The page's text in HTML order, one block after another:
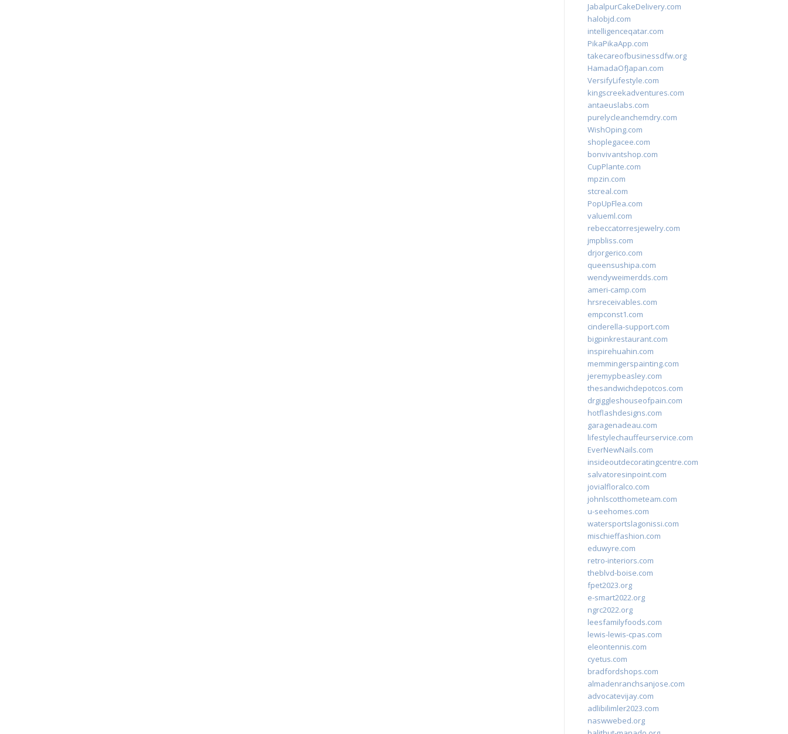
JabalpurCakeDelivery.com
halobjd.com
intelligenceqatar.com
PikaPikaApp.com
takecareofbusinessdfw.org
HamadaOfJapan.com
VersifyLifestyle.com
kingscreekadventures.com
antaeuslabs.com
purelycleanchemdry.com
WishOping.com
shoplegacee.com
bonvivantshop.com
CupPlante.com
mpzin.com
stcreal.com
PopUpFlea.com
valueml.com
rebeccatorresjewelry.com
jmpbliss.com
drjorgerico.com
queensushipa.com
wendyweimerdds.com
ameri-camp.com
hrsreceivables.com
empconst1.com
cinderella-support.com
bigpinkrestaurant.com
inspirehuahin.com
memmingerspainting.com
jeremypbeasley.com
thesandwichdepotcos.com
drgiggleshouseofpain.com
hotflashdesigns.com
garagenadeau.com
lifestylechauffeurservice.com
EverNewNails.com
insideoutdecoratingcentre.com
salvatoresinpoint.com
jovialfloralco.com
johnlscotthometeam.com
u-seehomes.com
watersportslagonissi.com
mischieffashion.com
eduwyre.com
retro-interiors.com
theblvd-boise.com
fpet2023.org
e-smart2022.org
ngrc2022.org
leesfamilyfoods.com
lewis-lewis-cpas.com
eleontennis.com
cyetus.com
bradfordshops.com
almadenranchsanjose.com
advocatevijay.com
adlibilimler2023.com
naswwebed.org